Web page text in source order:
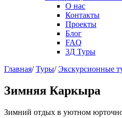
О нас
Контакты
Проекты
Блог
FAQ
3Д Туры
Главная/ Туры/ Экскурсионные
Зимняя Каркыра
Зимний отдых в уютном